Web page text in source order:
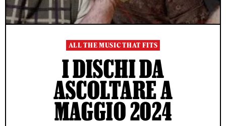
ALL THE MUSIC THAT FITS
I DISCHI DA
ASCOLTARE A
MAGGIO 2024